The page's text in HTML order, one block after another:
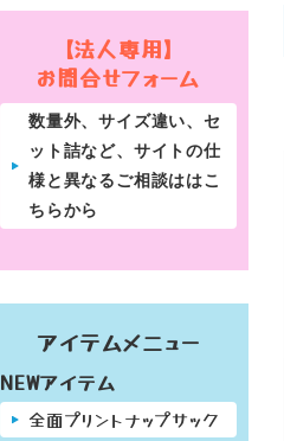
【法人専用】
お問合せフォーム
数量外、サイズ違い、セ
ット詰など、サイトの仕
様と異なるご相談ははこ
ちらから
アイテムメニュー
NEWアイテム
全面プリントナップサック